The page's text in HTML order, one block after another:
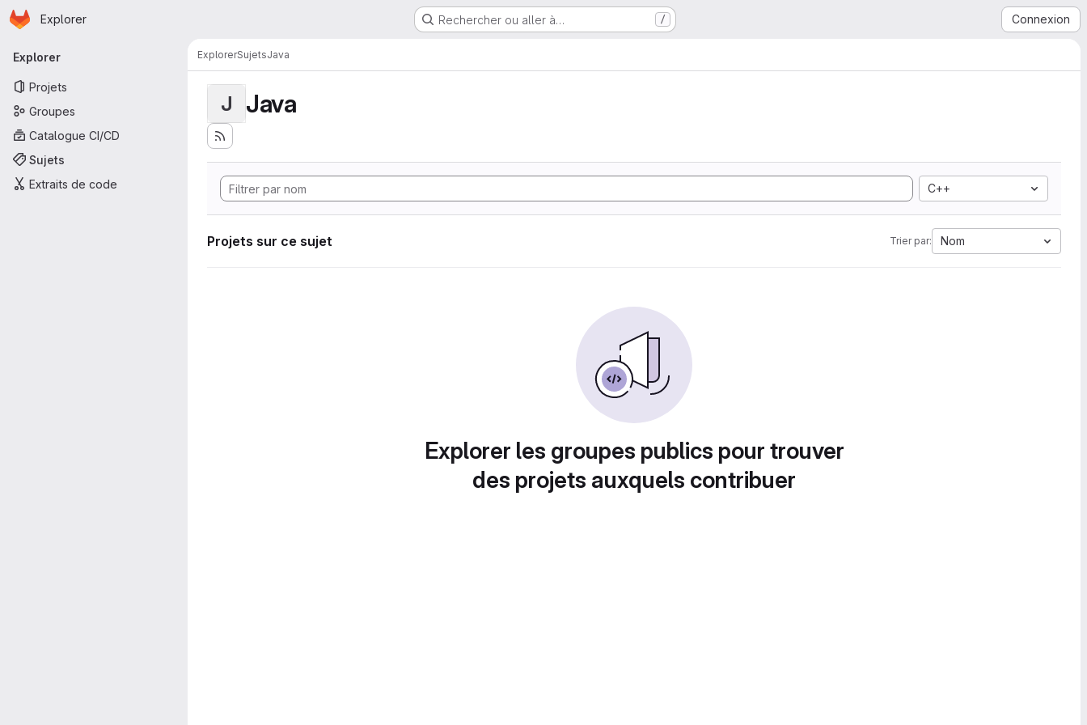
Passer au contenu principal
Page d'accueil
Explorer Rechercher ou aller à… / Connexion
Navigation principale
Explorer
Projets
Groupes
Catalogue CI/CD
Sujets
Extraits de code
ExplorerSujetsJava
J Java
C++
Projets sur ce sujet Trier par: Nom
Explorer les groupes publics pour trouver
des projets auxquels contribuer